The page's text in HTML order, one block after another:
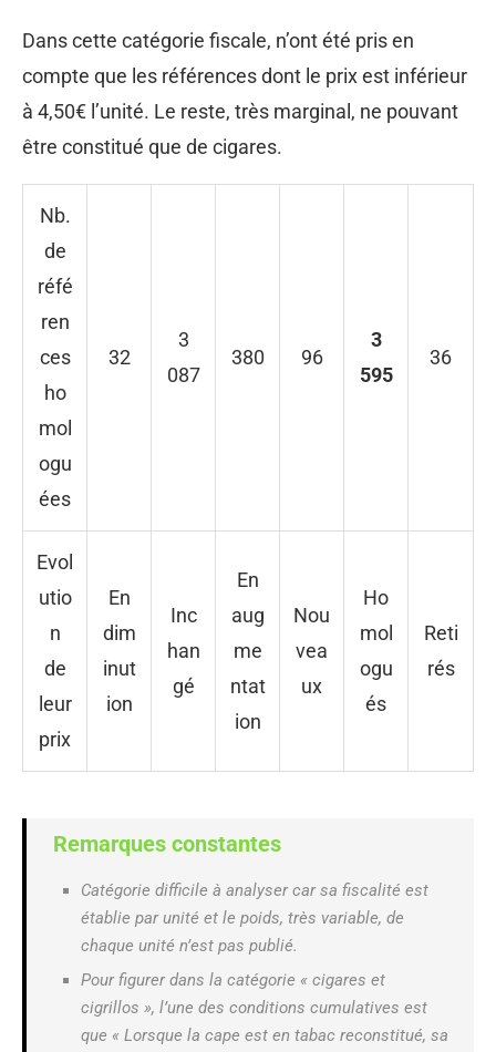
Dans cette catégorie fiscale, n’ont été pris en
compte que les références dont le prix est inférieur
à 4,50€ l’unité. Le reste, très marginal, ne pouvant
être constitué que de cigares.
Nb.
de
réfé
ren
ces
ho
mol
ogu
ées
32
3
087
380 96
3
595
36
Evol
utio
n
de
leur
prix
En
dim
inut
ion
Inc
han
gé
En
aug
me
ntat
ion
Nou
vea
ux
Ho
mol
ogu
és
Reti
rés
Remarques constantes
Catégorie difficile à analyser car sa fiscalité est
établie par unité et le poids, très variable, de
chaque unité n’est pas publié.
Pour figurer dans la catégorie « cigares et
cigrillos », l’une des conditions cumulatives est
que « Lorsque la cape est en tabac reconstitué, sa